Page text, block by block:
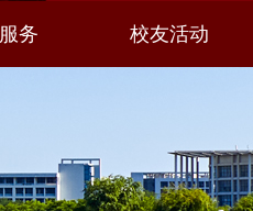
务 校友活动